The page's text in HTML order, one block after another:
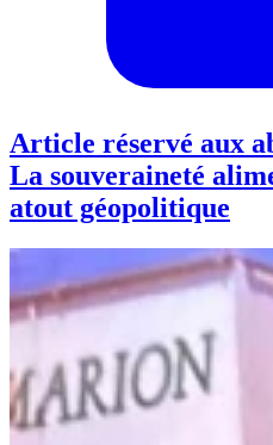
Article réservé aux
La souveraineté
atout géopolitique